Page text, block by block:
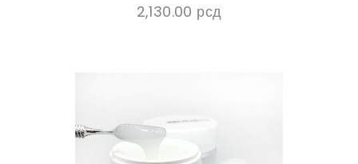
2,130.00 рсд